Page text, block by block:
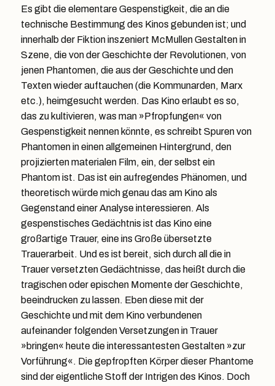
Es gibt die elementare Gespenstigkeit, die an die
technische Bestimmung des Kinos gebunden ist; und
innerhalb der Fiktion inszeniert McMullen Gestalten in
Szene, die von der Geschichte der Revolutionen, von
jenen Phantomen, die aus der Geschichte und den
Texten wieder auftauchen (die Kommunarden, Marx
etc.), heimgesucht werden. Das Kino erlaubt es so,
das zu kultivieren, was man »Pfropfungen« von
Gespenstigkeit nennen könnte, es schreibt Spuren von
Phantomen in einen allgemeinen Hintergrund, den
projizierten materialen Film, ein, der selbst ein
Phantom ist. Das ist ein aufregendes Phänomen, und
theoretisch würde mich genau das am Kino als
Gegenstand einer Analyse interessieren. Als
gespenstisches Gedächtnis ist das Kino eine
großartige Trauer, eine ins Große übersetzte
Trauerarbeit. Und es ist bereit, sich durch all die in
Trauer versetzten Gedächtnisse, das heißt durch die
tragischen oder epischen Momente der Geschichte,
beeindrucken zu lassen. Eben diese mit der
Geschichte und mit dem Kino verbundenen
aufeinander folgenden Versetzungen in Trauer
»bringen« heute die interessantesten Gestalten »zur
Vorführung«. Die gepfropften Körper dieser Phantome
sind der eigentliche Stoff der Intrigen des Kinos. Doch